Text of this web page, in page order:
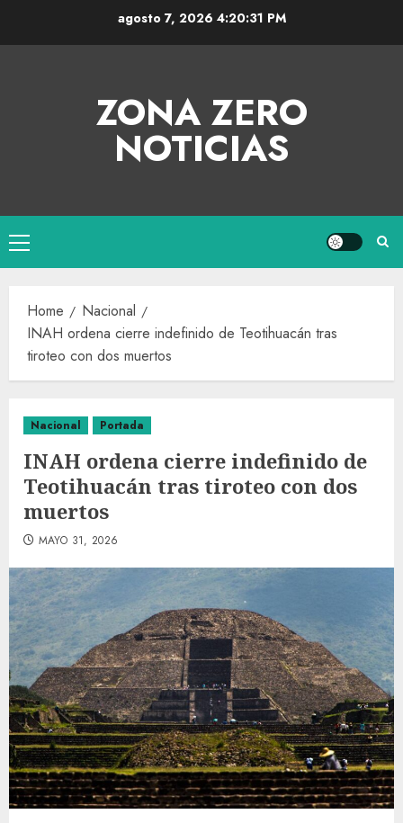
agosto 7, 2026 4:20:32 PM
ZONA ZERO
NOTICIAS
Home
Nacional
INAH ordena cierre indefinido de Teotihuacán tras
tiroteo con dos muertos
Nacional Portada
INAH ordena cierre indefinido de
Teotihuacán tras tiroteo con dos
muertos
MAYO 31, 2026